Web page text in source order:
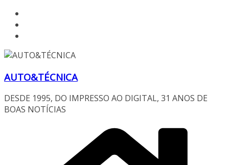
AUTO&TÉCNICA
DESDE 1995, DO IMPRESSO AO DIGITAL, 31 ANOS DE
BOAS NOTÍCIAS